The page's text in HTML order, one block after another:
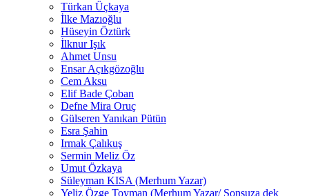
Türkan Üçkaya
İlke Mazıoğlu
Hüseyin Öztürk
İlknur Işık
Ahmet Unsu
Ensar Açıkgözoğlu
Cem Aksu
Elif Bade Çoban
Defne Mira Oruç
Gülseren Yanıkan Pütün
Esra Şahin
Irmak Çalıkuş
Sermin Meliz Öz
Umut Özkaya
Süleyman KISA (Merhum Yazar)
Yeliz Özge Toyman (Merhum Yazar/ Sonsuza dek